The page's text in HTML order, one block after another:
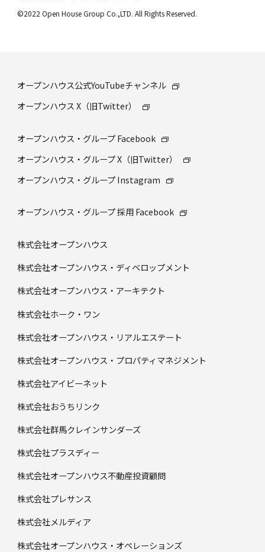
©2022 Open House Group Co.,LTD. All Rights Reserved.
オープンハウス公式YouTubeチャンネル
オープンハウス X（旧Twitter）
オープンハウス・グループ Facebook
オープンハウス・グループ X（旧Twitter）
オープンハウス・グループ Instagram
オープンハウス・グループ 採⽤ Facebook
株式会社オープンハウス
株式会社オープンハウス・ディベロップメント
株式会社オープンハウス・アーキテクト
株式会社ホーク・ワン
株式会社オープンハウス・リアルエステート
株式会社オープンハウス・プロパティマネジメント
株式会社アイビーネット
株式会社おうちリンク
株式会社群馬クレインサンダーズ
株式会社プラスディー
株式会社オープンハウス不動産投資顧問
株式会社プレサンス
株式会社メルディア
株式会社オープンハウス・オペレーションズ